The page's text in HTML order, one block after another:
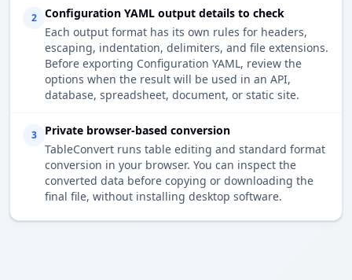
2
Configuration YAML output details to check
Each output format has its own rules for headers,
escaping, indentation, delimiters, and file extensions.
Before exporting Configuration YAML, review the
options when the result will be used in an API,
database, spreadsheet, document, or static site.
3
Private browser-based conversion
TableConvert runs table editing and standard format
conversion in your browser. You can inspect the
converted data before copying or downloading the
final file, without installing desktop software.